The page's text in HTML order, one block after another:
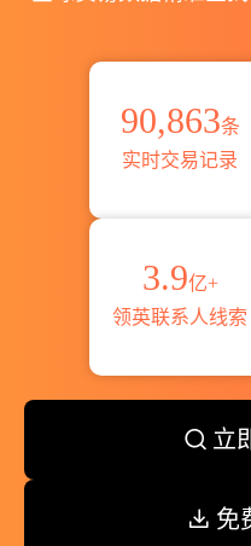
90,863条
实时交易记录
3.9亿+
领英联系人线索
立
免